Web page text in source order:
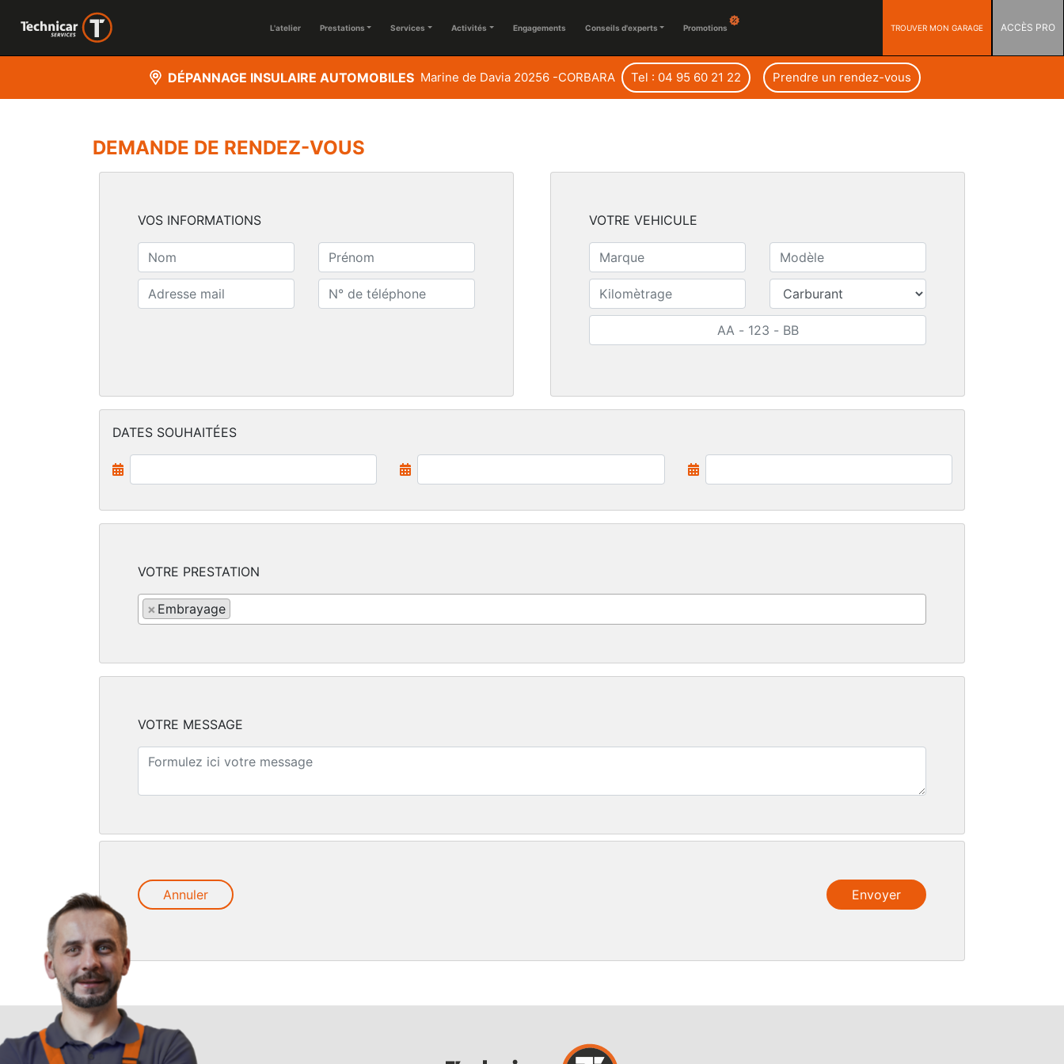
L'atelier Prestations Services Activités Engagements Conseils d'experts Promotions TROUVER MON GARAGE ACCÈS PRO
DÉPANNAGE INSULAIRE AUTOMOBILES Marine de Davia 20256 -CORBARA Tel : 04 95 60 21 22 Prendre un rendez-vous
DEMANDE DE RENDEZ-VOUS
VOS INFORMATIONS VOTRE VEHICULE
DATES SOUHAITÉES
VOTRE PRESTATION
× Embrayage
VOTRE MESSAGE
Annuler